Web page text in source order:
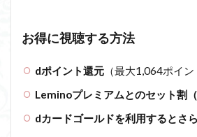
お得に視聴する方法
dポイント還元（最大1,064ポイン
Leminoプレミアムとのセット割（
dカードゴールドを利用するとさ